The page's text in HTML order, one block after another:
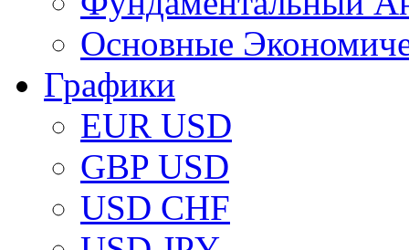
Основные
Графики
EUR USD
GBP USD
USD CHF